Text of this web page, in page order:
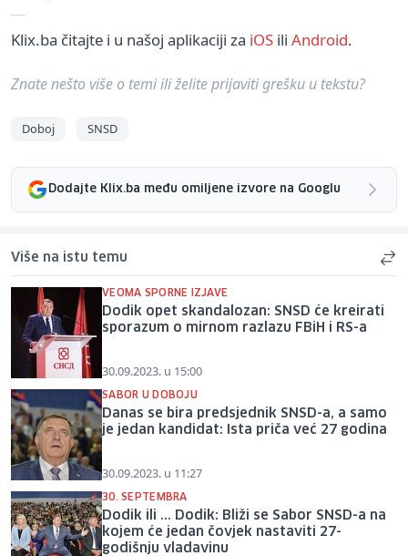
Klix.ba čitajte i u našoj aplikaciji za iOS ili Android.
Znate nešto više o temi ili želite prijaviti grešku u tekstu?
Doboj SNSD
Dodajte Klix.ba među omiljene izvore na Googlu
Više na istu temu
VEOMA SPORNE IZJAVE
Dodik opet skandalozan: SNSD će kreirati
sporazum o mirnom razlazu FBiH i RS-a
30.09.2023. u 15:00
SABOR U DOBOJU
Danas se bira predsjednik SNSD-a, a samo
je jedan kandidat: Ista priča već 27 godina
30.09.2023. u 11:27
30. SEPTEMBRA
Dodik ili ... Dodik: Bliži se Sabor SNSD-a na
kojem će jedan čovjek nastaviti 27-
godišnju vladavinu